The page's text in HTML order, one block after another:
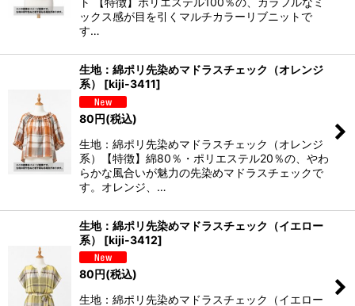
ックス感が目を引くマルチカラーリブニットで
す…
生地：綿ポリ先染めマドラスチェック（オレンジ
系）
[kiji-3411]
80円(税込)
生地：綿ポリ先染めマドラスチェック（オレンジ
系）【特徴】綿80％・ポリエステル20％の、やわ
らかな風合いが魅力の先染めマドラスチェックで
す。オレンジ、…
生地：綿ポリ先染めマドラスチェック（イエロー
系）
[kiji-3412]
80円(税込)
生地：綿ポリ先染めマドラスチェック（イエロー